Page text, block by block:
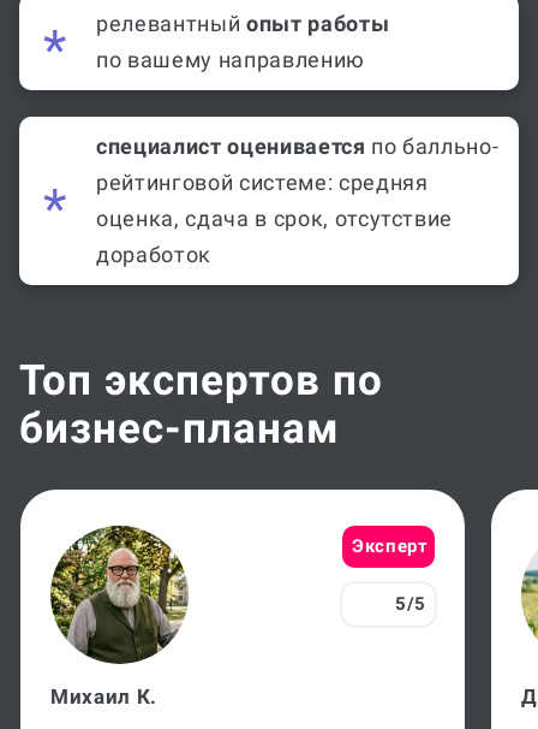
релевантный опыт работы
по вашему направлению
специалист оценивается по балльно-
рейтинговой системе: средняя
оценка, сдача в срок, отсутствие
доработок
Топ экспертов по
бизнес-планам
Эксперт
5/5
Михаил К.